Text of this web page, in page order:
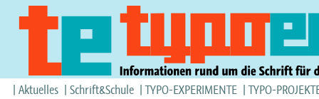
Aktuelles Schrift&Schule TYPO-EXPERIMENTE TYPO-